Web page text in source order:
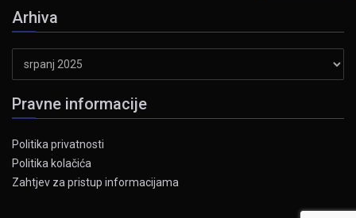
Arhiva
Pravne informacije
Politika privatnosti
Politika kolačića
Zahtjev za pristup informacijama